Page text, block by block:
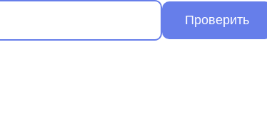
Проверить